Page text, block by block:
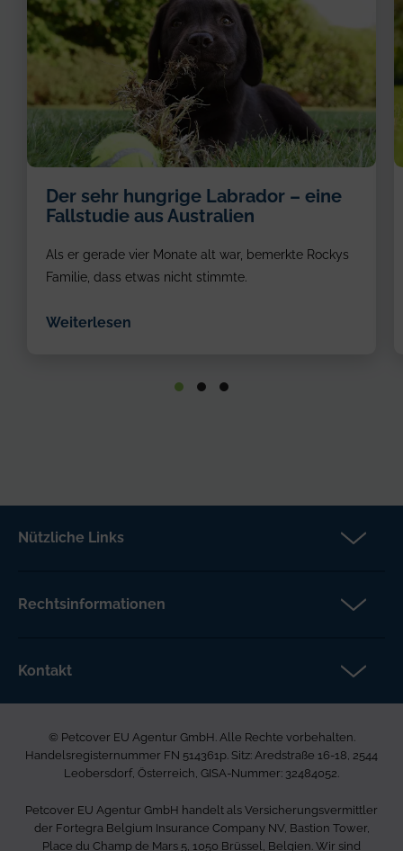
Der sehr hungrige Labrador – eine
Fallstudie aus Australien
Als er gerade vier Monate alt war, bemerkte Rockys
Familie, dass etwas nicht stimmte.
Weiterlesen
Nützliche Links
FAQs DE
Rechtsinformationen
Seitenverzeichnis
Kontakt
2544 Leobersdorf
Österreich
info.at@petcovergroup.com
© Petcover EU Agentur GmbH. Alle Rechte vorbehalten.
Handelsregisternummer FN 514361p. Sitz: Aredstraße 16-18, 2544
Leobersdorf, Österreich, GISA-Nummer: 32484052.
Petcover EU Agentur GmbH handelt als Versicherungsvermittler
der Fortegra Belgium Insurance Company NV, Bastion Tower,
Place du Champ de Mars 5, 1050 Brüssel, Belgien. Wir sind